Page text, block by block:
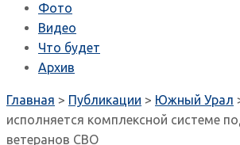
Фото
Видео
Что будет
Архив
Главная > Публикации > Южный Урал
исполняется комплексной системе
ветеранов СВО